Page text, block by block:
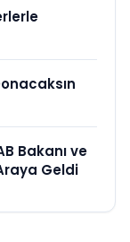
Bakanı ve
Geldi